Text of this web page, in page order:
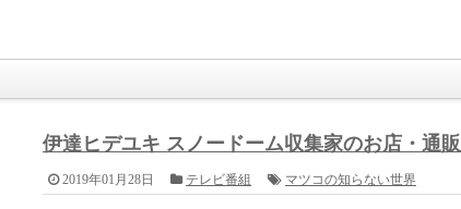
伊達ヒデユキ スノードーム収集家のお店・通販
2019年01月28日 テレビ番組 マツコの知らない世界